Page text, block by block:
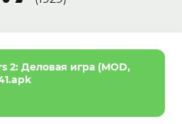
2: Деловая игра (MOD,